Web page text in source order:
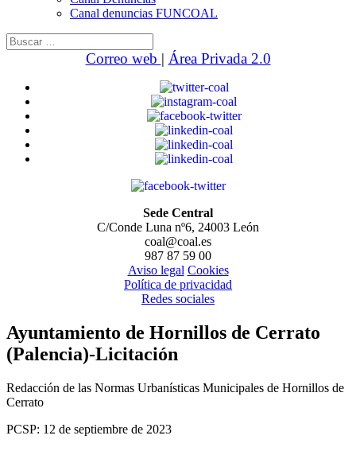
Canal denuncias FUNCOAL
Buscar:
Correo web | Área Privada 2.0
Sede Central
C/Conde Luna nº6, 24003 León
coal@coal.es
987 87 59 00
Aviso legal Cookies
Política de privacidad
Redes sociales
Ayuntamiento de Hornillos de Cerrato
(Palencia)-Licitación
Redacción de las Normas Urbanísticas Municipales de Hornillos de
Cerrato
PCSP: 12 de septiembre de 2023